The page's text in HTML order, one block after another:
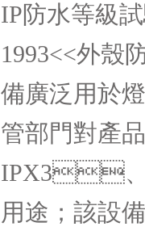
IP防水等級
1993<<外殼
備廣泛用於
管部門對
IPX3
用途；該